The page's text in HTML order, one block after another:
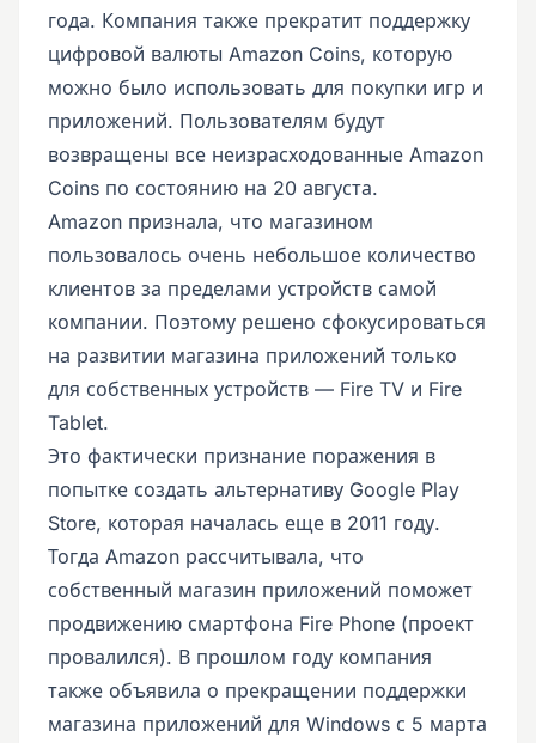
года. Компания также прекратит поддержку
цифровой валюты Amazon Coins, которую
можно было использовать для покупки игр и
приложений. Пользователям будут
возвращены все неизрасходованные Amazon
Coins по состоянию на 20 августа.
Amazon признала, что магазином
пользовалось очень небольшое количество
клиентов за пределами устройств самой
компании. Поэтому решено сфокусироваться
на развитии магазина приложений только
для собственных устройств — Fire TV и Fire
Tablet.
Это фактически признание поражения в
попытке создать альтернативу Google Play
Store, которая началась еще в 2011 году.
Тогда Amazon рассчитывала, что
собственный магазин приложений поможет
продвижению смартфона Fire Phone (проект
провалился). В прошлом году компания
также объявила о прекращении поддержки
магазина приложений для Windows с 5 марта